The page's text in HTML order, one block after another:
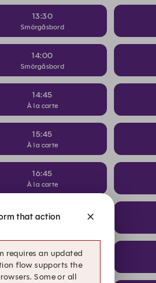
13:30
Smörgåsbord
14:00
Smörgåsbord
14:45
À la carte
15:45
À la carte
16:45
À la carte
17:45
18:15
À la carte
that action
requires an updated
flow supports the
Some or all